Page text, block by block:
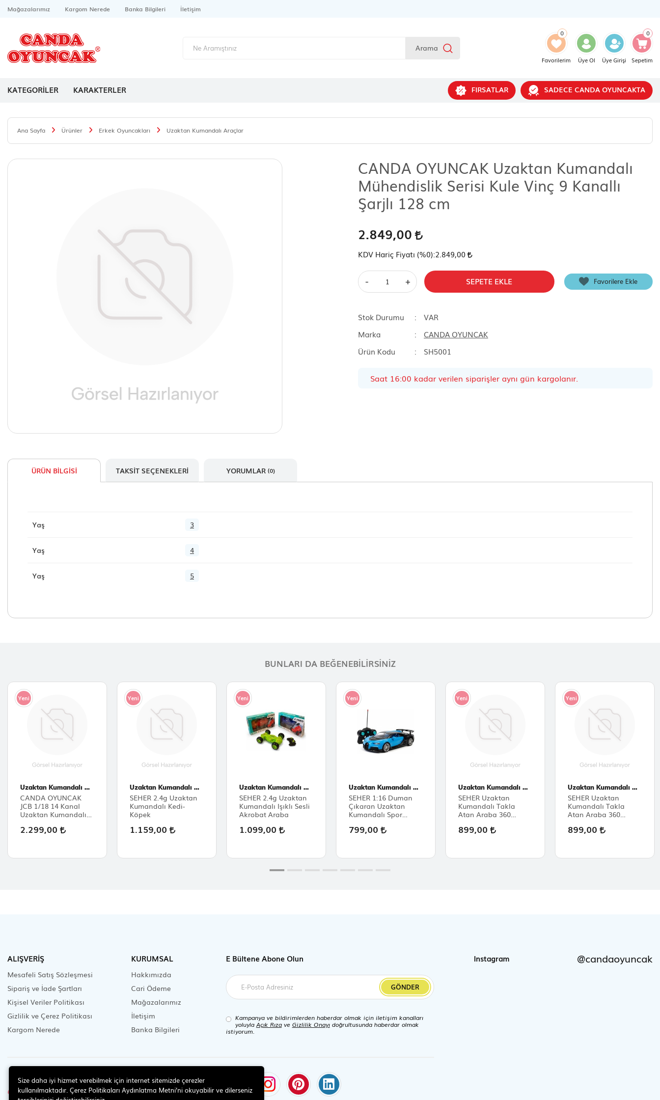
Mağazalarımız Kargom Nerede Banka Bilgileri İletişim
Arama
0
Favorilerim Üye Ol Üye Girişi
0
Sepetim
KATEGORİLER KARAKTERLER FIRSATLAR SADECE CANDA OYUNCAKTA
Ana Sayfa Ürünler Erkek Oyuncakları Uzaktan Kumandalı Araçlar
CANDA OYUNCAK Uzaktan Kumandalı
Mühendislik Serisi Kule Vinç 9 Kanallı
Şarjlı 128 cm
2.849,00
KDV Hariç Fiyatı (%0):2.849,00
- + SEPETE EKLE Favorilere Ekle
Stok Durumu
VAR
Marka
CANDA OYUNCAK
Ürün Kodu
SH5001
Saat 16:00 kadar verilen siparişler aynı gün kargolanır.
ÜRÜN BILGISI TAKSIT SEÇENEKLERI YORUMLAR (0)
Yaş 3
Yaş 4
Yaş 5
BUNLARI DA BEĞENEBILIRSINIZ
Yeni
Uzaktan Kumandalı Araçlar
CANDA OYUNCAK
JCB 1/18 14 Kanal
Uzaktan Kumandalı
Ekskavatör – 680°
Aparatlı
2.299,00
Yeni
Uzaktan Kumandalı Araçlar
SEHER 2.4g Uzaktan
Kumandalı Kedi-
Köpek
1.159,00
Yeni
Uzaktan Kumandalı Araçlar
SEHER 2.4g Uzaktan
Kumandalı Işıklı Sesli
Akrobat Araba
1.099,00
Yeni
Uzaktan Kumandalı Araçlar
SEHER 1:16 Duman
Çıkaran Uzaktan
Kumandalı Spor
799,00
Yeni
Uzaktan Kumandalı Araçlar
SEHER Uzaktan
Kumandalı Takla
Atan Araba 360
Fonksiyonlu Araba
899,00
Yeni
Uzaktan Kumandalı Araçlar
SEHER Uzaktan
Kumandalı Takla
Atan Araba 360
Fonksiyonlu Araba
899,00
ALIŞVERİŞ
Mesafeli Satış Sözleşmesi
Sipariş ve İade Şartları
Kişisel Veriler Politikası
Gizlilik ve Çerez Politikası
Kargom Nerede
KURUMSAL
Hakkımızda
Cari Ödeme
Mağazalarımız
İletişim
Banka Bilgileri
E Bültene Abone Olun
GÖNDER
Kampanya ve bildirimlerden haberdar olmak için iletişim kanalları
yoluylaAçık Rızave Gizlilik Onayıdoğrultusunda haberdar olmak
istiyorum.
İLETİŞİM
0 (224) 452 9 666
Instagram @candaoyuncak
Size daha iyi hizmet verebilmek için internet sitemizde çerezler
kullanılmaktadır. Çerez Politikaları Aydınlatma Metni’ni okuyabilir ve dilerseniz